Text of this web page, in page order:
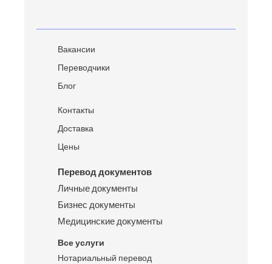
Вакансии
Переводчики
Блог
Контакты
Доставка
Цены
Перевод документов
Личные документы
Бизнес документы
Медицинские документы
Все услуги
Нотариальный перевод